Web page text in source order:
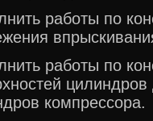
работы по
работы по
цилиндров
компрессора.